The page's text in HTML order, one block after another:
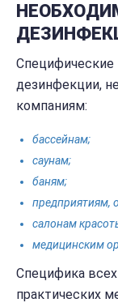
Специфические
дезинфекции,
компаниям:
бассейнам;
саунам;
баням;
предприятиям,
салонам
медицинским
Специфика
практических